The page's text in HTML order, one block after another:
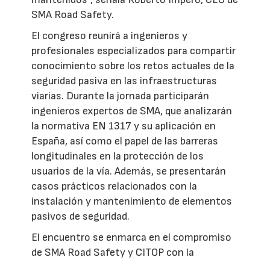
SMA Road Safety.
El congreso reunirá a ingenieros y
profesionales especializados para compartir
conocimiento sobre los retos actuales de la
seguridad pasiva en las infraestructuras
viarias. Durante la jornada participarán
ingenieros expertos de SMA, que analizarán
la normativa EN 1317 y su aplicación en
España, así como el papel de las barreras
longitudinales en la protección de los
usuarios de la vía. Además, se presentarán
casos prácticos relacionados con la
instalación y mantenimiento de elementos
pasivos de seguridad.
El encuentro se enmarca en el compromiso
de SMA Road Safety y CITOP con la